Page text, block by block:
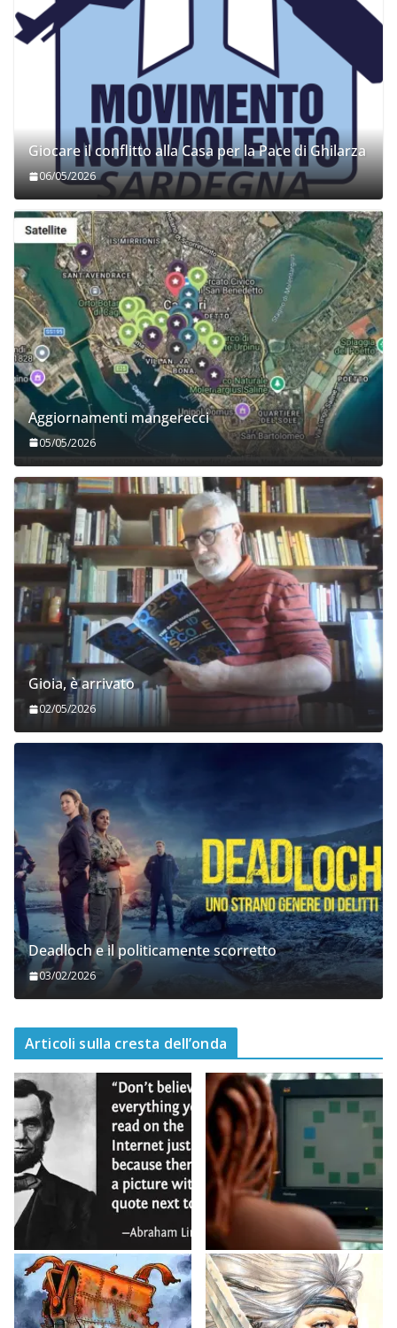
Giocare il conflitto alla Casa per la Pace di Ghilarza
06/05/2026
Aggiornamenti mangerecci
05/05/2026
Gioia, è arrivato
02/05/2026
Deadloch e il politicamente scorretto
03/02/2026
Articoli sulla cresta dell’onda